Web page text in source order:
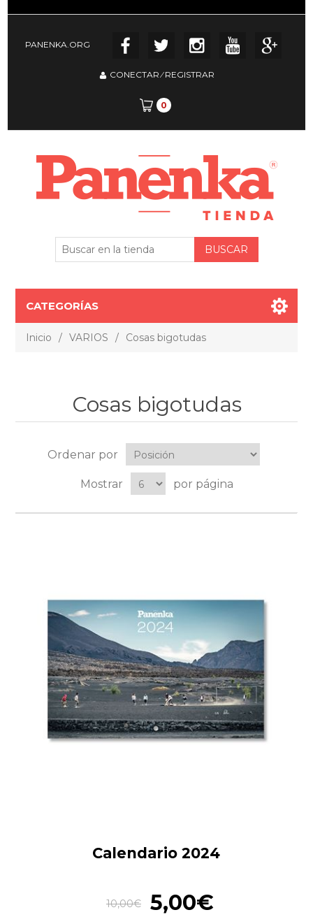
PANENKA.ORG
CONECTAR⁄REGISTRAR
0
CATEGORÍAS
Inicio / VARIOS / Cosas bigotudas
Cosas bigotudas
Ordenar por
Mostrar por página
Calendario 2024
10,00€ 5,00€